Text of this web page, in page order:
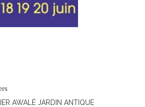
AWALÉ JARDIN ANTIQUE